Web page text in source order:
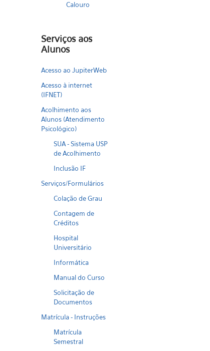
Calouro
Serviços aos
Alunos
Acesso ao JupiterWeb
Acesso à internet
(IFNET)
Acolhimento aos
Alunos (Atendimento
Psicológico)
SUA - Sistema USP
de Acolhimento
Inclusão IF
Serviços/Formulários
Colação de Grau
Contagem de
Créditos
Hospital
Universitário
Informática
Manual do Curso
Solicitação de
Documentos
Matrícula - Instruções
Matrícula
Semestral